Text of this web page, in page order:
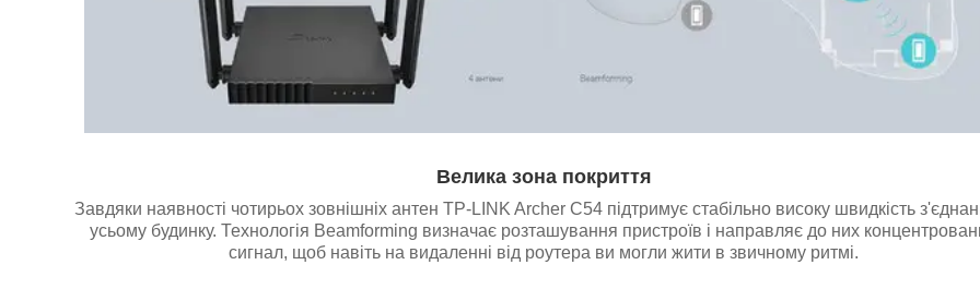
Велика зона покриття
Завдяки наявності чотирьох зовнішніх антен TP-LINK Archer C54 підтримує стабільно високу швидкість
усьому будинку. Технологія Beamforming визначає розташування пристроїв і направляє до них
сигнал, щоб навіть на видаленні від роутера ви могли жити в звичному ритмі.